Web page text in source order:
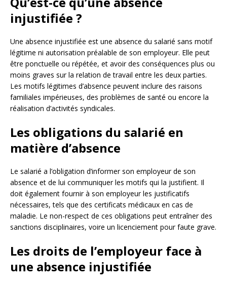
injustifiée ?
Une absence injustifiée est une absence du salarié sans motif
légitime ni autorisation préalable de son employeur. Elle peut
être ponctuelle ou répétée, et avoir des conséquences plus ou
moins graves sur la relation de travail entre les deux parties.
Les motifs légitimes d’absence peuvent inclure des raisons
familiales impérieuses, des problèmes de santé ou encore la
réalisation d’activités syndicales.
Les obligations du salarié en
matière d’absence
Le salarié a l’obligation d’informer son employeur de son
absence et de lui communiquer les motifs qui la justifient. Il
doit également fournir à son employeur les justificatifs
nécessaires, tels que des certificats médicaux en cas de
maladie. Le non-respect de ces obligations peut entraîner des
sanctions disciplinaires, voire un licenciement pour faute grave.
Les droits de l’employeur face à
une absence injustifiée